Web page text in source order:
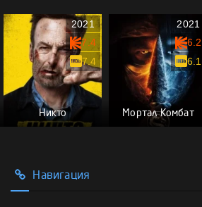
Никто
2021
7.4
7.4
Мортал Комбат
2021
6.2
6.1
Навигация